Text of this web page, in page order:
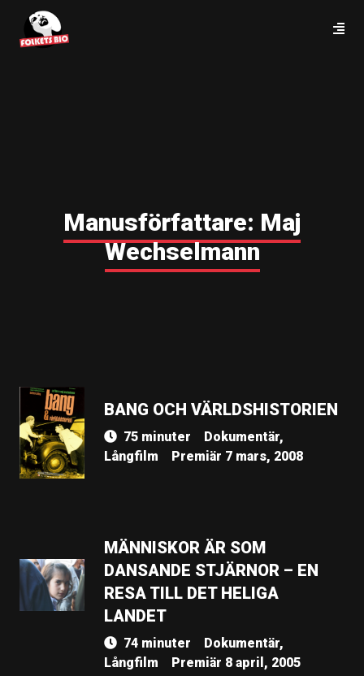
Manusförfattare: Maj
Wechselmann
BANG OCH VÄRLDSHISTORIEN
75 minuter
Dokumentär,
Långfilm
Premiär 7 mars, 2008
MÄNNISKOR ÄR SOM
DANSANDE STJÄRNOR – EN
RESA TILL DET HELIGA
LANDET
74 minuter
Dokumentär,
Långfilm
Premiär 8 april, 2005